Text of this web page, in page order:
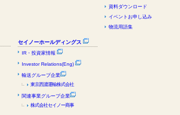
資料ダウンロード
イベントお申し込み
物流用語集
セイノーホールディングス
IR・投資家情報
Investor Relations(Eng)
輸送グループ企業
東京西濃運輸株式会社
関連事業グループ企業
株式会社セイノー商事